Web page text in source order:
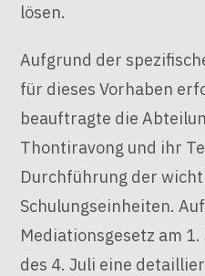
lösen.
Aufgrund der
für dieses Vorhaben
beauftragte die
Thontiravong und ihr
Durchführung der
Schulungseinheiten.
Mediationsgesetz am
des 4. Juli eine